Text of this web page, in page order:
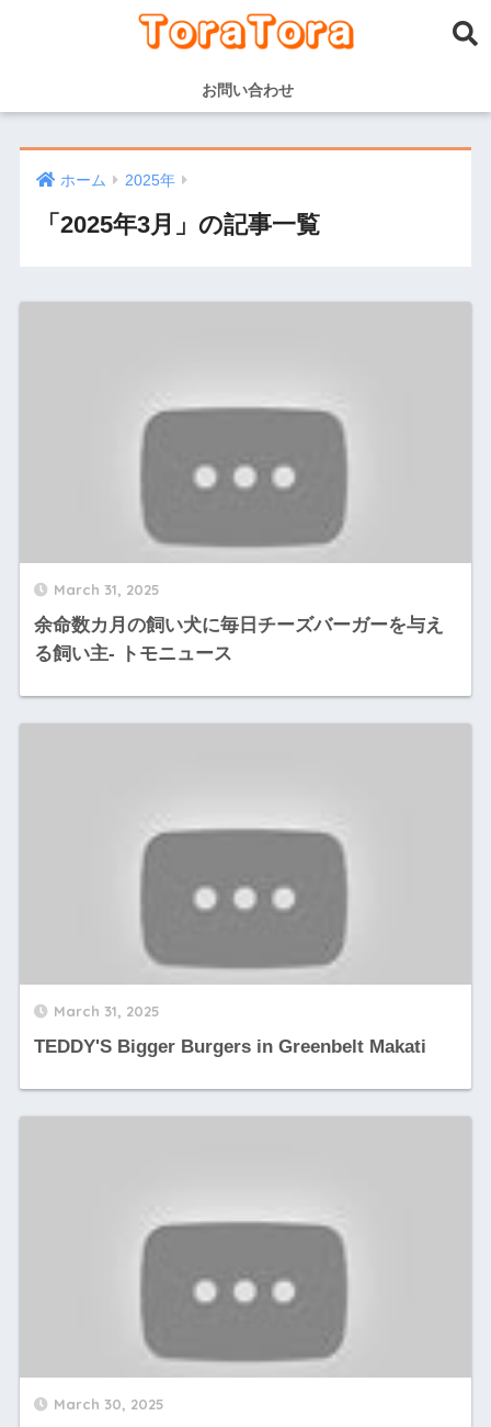
お問い合わせ
ホーム 2025年
「2025年3月」の記事一覧
March 31, 2025
余命数カ月の飼い犬に毎日チーズバーガーを与え
る飼い主- トモニュース
March 31, 2025
TEDDY'S Bigger Burgers in Greenbelt Makati
March 30, 2025